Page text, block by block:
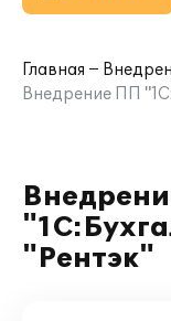
Главная
Внедрение ПП
"Рентэк"